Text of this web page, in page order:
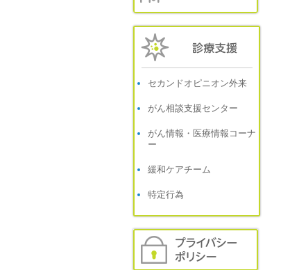
セカンドオピニオン外来
がん相談支援センター
がん情報・医療情報コーナ
ー
緩和ケアチーム
特定行為